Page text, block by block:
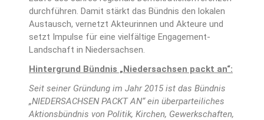
durchführen. Damit stärkt das Bündnis den lokalen
Austausch, vernetzt Akteurinnen und Akteure und
setzt Impulse für eine vielfältige Engagement-
Landschaft in Niedersachsen.
Hintergrund Bündnis „Niedersachsen packt an“:
Seit seiner Gründung im Jahr 2015 ist das Bündnis
„NIEDERSACHSEN PACKT AN“ ein überparteiliches
Aktionsbündnis von Politik, Kirchen, Gewerkschaften,